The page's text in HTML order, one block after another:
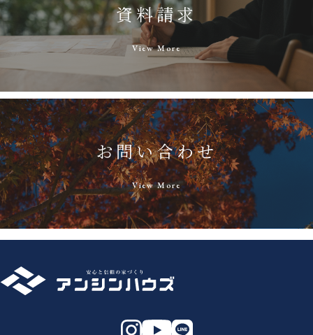
資料請求
View More
お問い合わせ
View More